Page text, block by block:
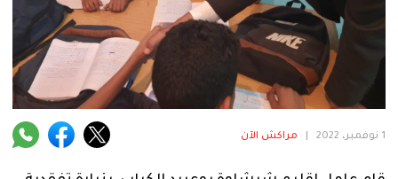
آراء
1 نوفمبر، 2022 مراكش الآن